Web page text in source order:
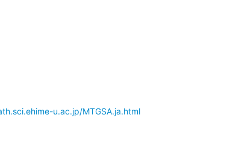
u.ac.jp/MTGSA.ja.html